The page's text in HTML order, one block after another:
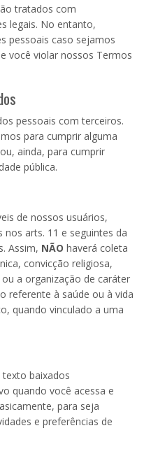
tratados com
legais. No entanto,
pessoais caso sejamos
você violar nossos Termos
pessoais com terceiros.
para cumprir alguma
ainda, para cumprir
pública.
de nossos usuários,
nos arts. 11 e seguintes da
Assim, NÃO haverá coleta
convicção religiosa,
a organização de caráter
referente à saúde ou à vida
quando vinculado a uma
baixados
quando você acessa e
para seja
e preferências de